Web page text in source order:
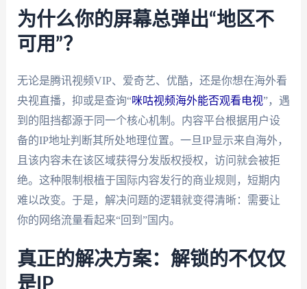
为什么你的屏幕总弹出“地区不
可用”？
无论是腾讯视频VIP、爱奇艺、优酷，还是你想在海外看
央视直播，抑或是查询“咪咕视频海外能否观看电视”，遇
到的阻挡都源于同一个核心机制。内容平台根据用户设
备的IP地址判断其所处地理位置。一旦IP显示来自海外，
且该内容未在该区域获得分发版权授权，访问就会被拒
绝。这种限制根植于国际内容发行的商业规则，短期内
难以改变。于是，解决问题的逻辑就变得清晰：需要让
你的网络流量看起来“回到”国内。
真正的解决方案：解锁的不仅仅
是IP